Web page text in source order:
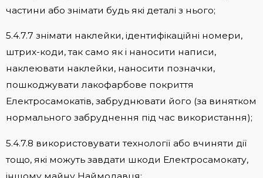
частини або знімати будь які деталі з нього;
5.4.7.7 знімати наклейки, ідентифікаційні номери,
штрих-коди, так само як і наносити написи,
наклеювати наклейки, наносити позначки,
пошкоджувати лакофарбове покриття
Електросамокатів, забруднювати його (за винятком
нормального забруднення під час використання);
5.4.7.8 використовувати технології або вчиняти дії
тощо, які можуть завдати шкоди Електросамокату,